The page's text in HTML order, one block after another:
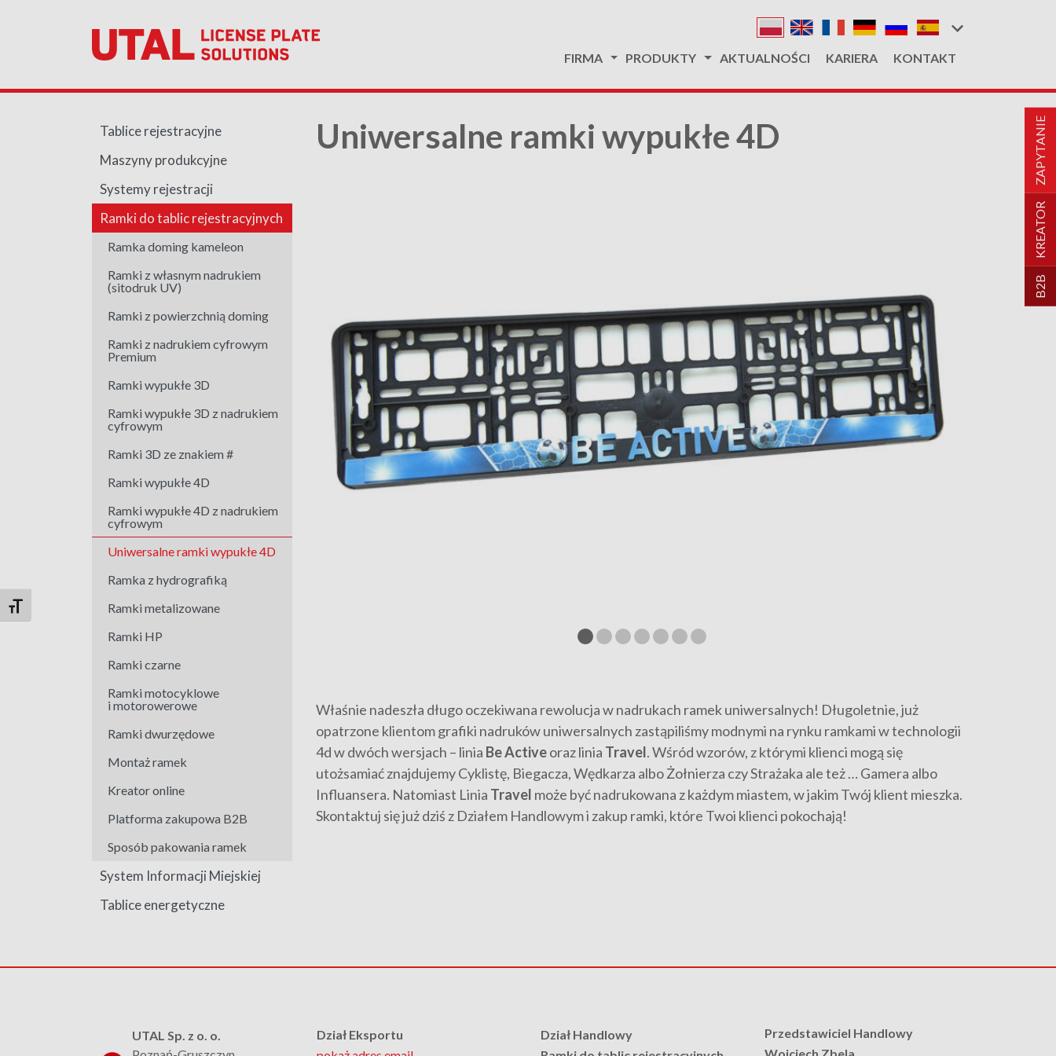
Toggle Font size
FIRMA PRODUKTY AKTUALNOŚCI KARIERA KONTAKT
Uniwersalne ramki wypukłe 4D
Właśnie nadeszła długo oczekiwana rewolucja w nadrukach ramek uniwersalnych! Długoletnie, już
opatrzone klientom grafiki nadruków uniwersalnych zastąpiliśmy modnymi na rynku ramkami w technologii
4d w dwóch wersjach – linia Be Activeoraz linia Travel. Wśród wzorów, z którymi klienci mogą się
utożsamiać znajdujemy Cyklistę, Biegacza, Wędkarza albo Żołnierza czy Strażaka ale też … Gamera albo
Influansera. Natomiast Linia Travel może być nadrukowana z każdym miastem, w jakim Twój klient mieszka.
Skontaktuj się już dziś z Działem Handlowym i zakup ramki, które Twoi klienci pokochają!
Tablice rejestracyjne
Maszyny produkcyjne
Systemy rejestracji
Ramki do tablic rejestracyjnych
Ramka doming kameleon
Ramki z własnym nadrukiem
(sitodruk UV)
Ramki z powierzchnią doming
Ramki z nadrukiem cyfrowym
Premium
Ramki wypukłe 3D
Ramki wypukłe 3D z nadrukiem
cyfrowym
Ramki 3D ze znakiem #
Ramki wypukłe 4D
Ramki wypukłe 4D z nadrukiem
cyfrowym
Uniwersalne ramki wypukłe 4D
Ramka z hydrografiką
Ramki metalizowane
Ramki HP
Ramki czarne
Ramki motocyklowe
i motorowerowe
Ramki dwurzędowe
Montaż ramek
Kreator online
Platforma zakupowa B2B
Sposób pakowania ramek
System Informacji Miejskiej
Tablice energetyczne
UTAL Sp. z o. o.
Dział Eksportu
Dział Handlowy
Przedstawiciel Handlowy
ZAPYTANIE
KREATOR
B2B